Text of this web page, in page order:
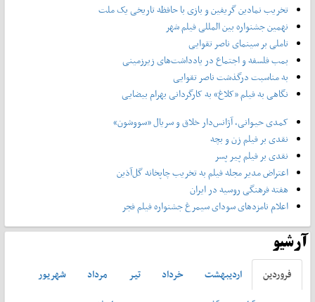
تخریب نمادین گریفین و بازی با حافظه تاریخی یک ملت
نهمین جشنواره بین المللی فیلم شهر
تاملی بر سینمای ناصر تقوایی
بمب فلسفه و اجتماع در یادداشت‌های زیرزمینی
به مناسبت درگذشت ناصر تقوایی
نگاهی به فیلم «کلاغ» به کارگردانی بهرام بیضایی
کمدی حیوانی، آژانس‌دار خلاق و سریال «سووشون»
نقدی بر فیلم زن و بچه
نقدی بر فیلم پیر پسر
اعتراض مدیر مجله فیلم به تخریب چاپخانه گل‌آذین
هفته فرهنگی روسیه در ایران
اعلام نامزدهای سودای سیمرغ جشنواره فیلم فجر
آرشیو
فروردين ارديبهشت خرداد تير مرداد
شهريور